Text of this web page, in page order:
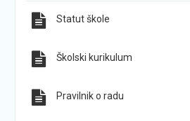
Statut škole
Školski kurikulum
Pravilnik o radu